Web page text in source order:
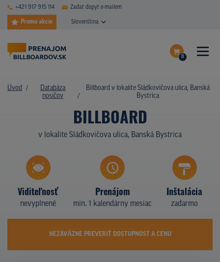
+421 917 915 114 Zadať dopyt e-mailem
Promo akcie Slovenština
0
Dokončiť dopyt
DATABÁZA NOSIČOV
PLOCHY V AKCII
CENY
TYPY NOSIČOV
KTO SME
KONTAKTY
Úvod
Databáza
nosičov
Billboard v lokalite Sládkovičova ulica, Banská
Bystrica
BILLBOARD
v lokalite Sládkovičova ulica, Banská Bystrica
Viditeľnosť
nevyplnené
Prenájom
min. 1 kalendárny mesiac
Inštalácia
zadarmo
NEZÁVÄZNE PREVERIŤ DOSTUPNOST A CENU